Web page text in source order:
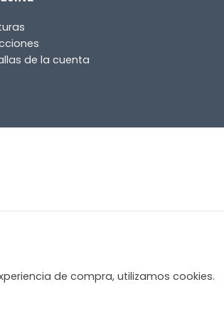
de la cuenta
de compra, utilizamos cookies.